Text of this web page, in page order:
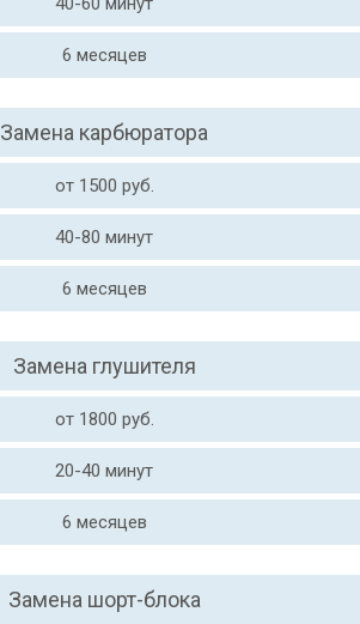
6 месяцев
Замена карбюратора
от 1500 руб.
40-80 минут
6 месяцев
Замена глушителя
от 1800 руб.
20-40 минут
6 месяцев
Замена шорт-блока